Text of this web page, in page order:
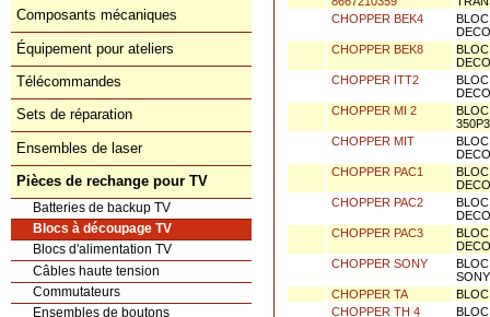
Composants mécaniques
Équipement pour ateliers
Télécommandes
Sets de réparation
Ensembles de laser
Pièces de rechange pour TV
Batteries de backup TV
Blocs à découpage TV
Blocs d'alimentation TV
Câbles haute tension
Commutateurs
Ensembles de boutons
8667210359
CHOPPER TA